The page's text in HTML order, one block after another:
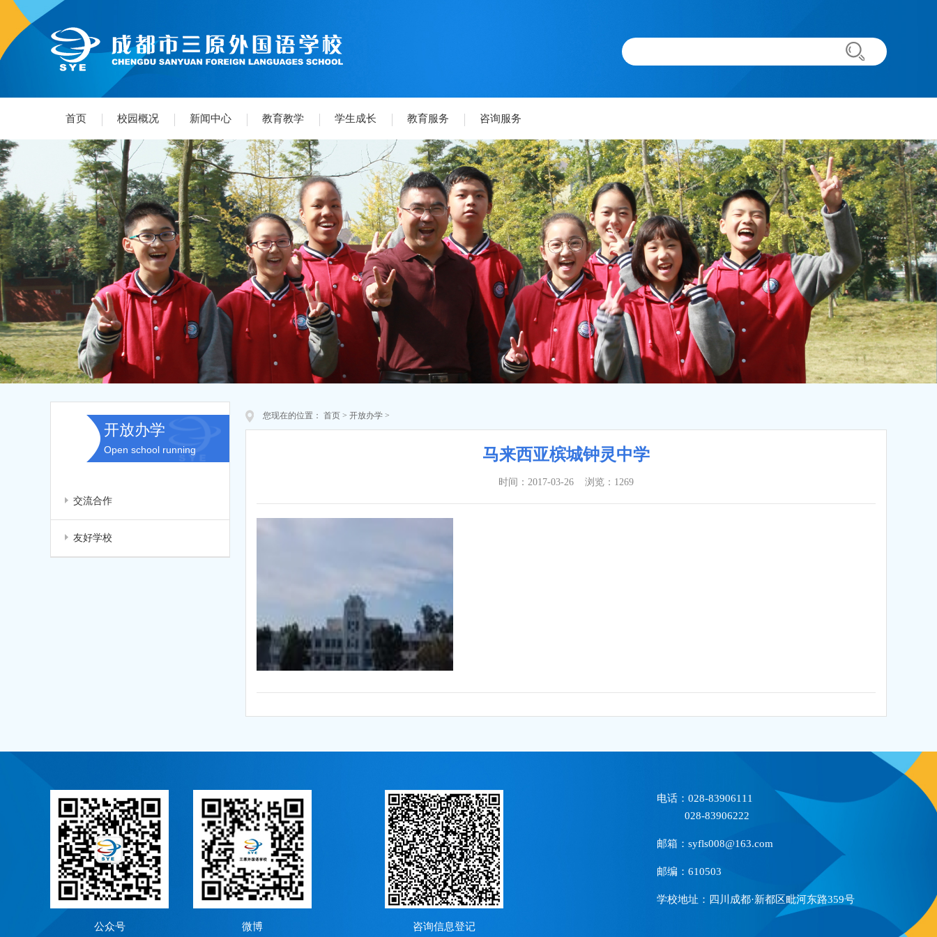
首页 校园概况 新闻中心 教育教学 学生成长 教育服务 咨询服务
开放办学
Open school running
交流合作
友好学校
您现在的位置： 首页 > 开放办学 >
马来西亚槟城钟灵中学
时间：2017-03-26 浏览： 1269
公众号 微博 咨询信息登记
电话：028-83906111
028-83906222
邮箱：syfls008@163.com
邮编：610503
学校地址：四川成都·新都区毗河东路359号